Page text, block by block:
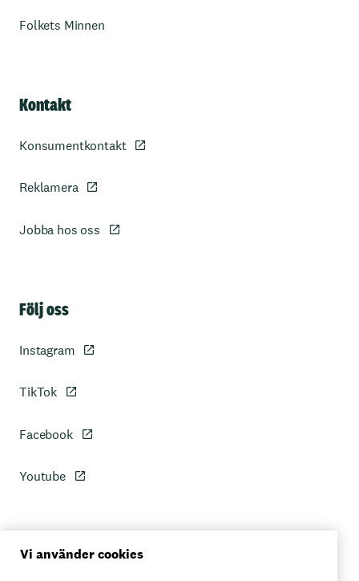
Folkets Minnen
Kontakt
Konsumentkontakt
Reklamera
Jobba hos oss
Följ oss
Instagram
TikTok
Facebook
Youtube
Personuppgiftspolicy
Vi använder cookies